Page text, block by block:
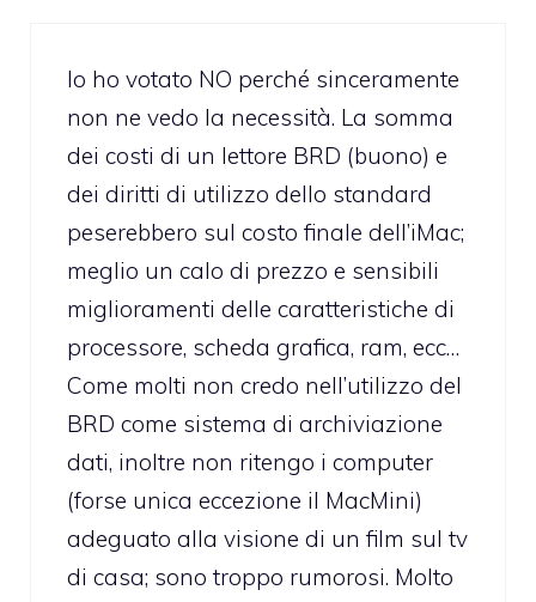
Io ho votato NO perché sinceramente
non ne vedo la necessità. La somma
dei costi di un lettore BRD (buono) e
dei diritti di utilizzo dello standard
peserebbero sul costo finale dell’iMac;
meglio un calo di prezzo e sensibili
miglioramenti delle caratteristiche di
processore, scheda grafica, ram, ecc…
Come molti non credo nell’utilizzo del
BRD come sistema di archiviazione
dati, inoltre non ritengo i computer
(forse unica eccezione il MacMini)
adeguato alla visione di un film sul tv
di casa; sono troppo rumorosi. Molto